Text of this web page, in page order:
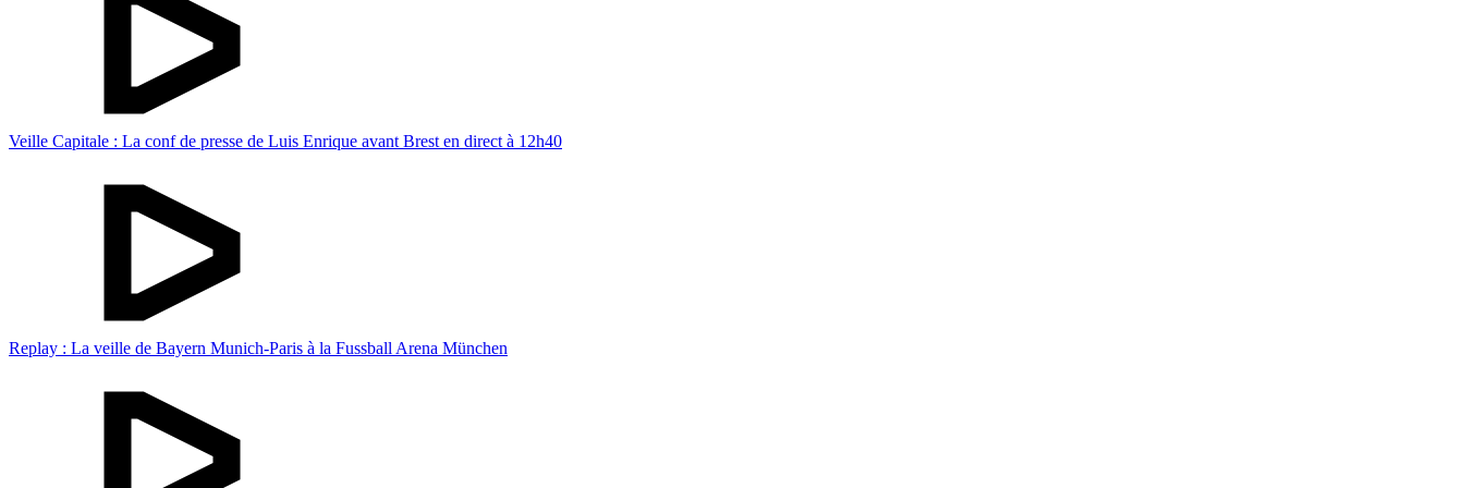
Veille Capitale : La conf de presse de Luis Enrique avant Brest en direct à 12h40
Replay : La veille de Bayern Munich-Paris à la Fussball Arena München